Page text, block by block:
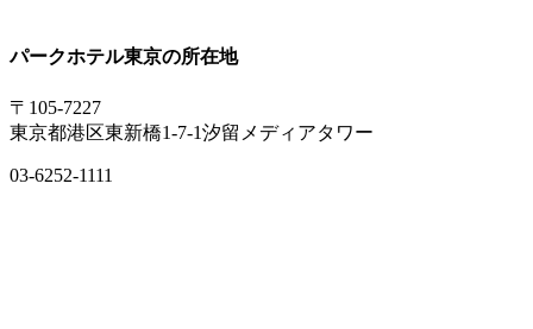
パークホテル東京の所在地
〒105-7227
東京都港区東新橋1-7-1汐留メディアタワー
03-6252-1111